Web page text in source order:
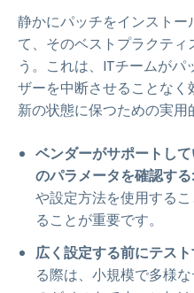
静かにパッチをインスト
て、そのベストプラクティ
う。これは、ITチームが
ザーを中断させることな
新の状態に保つための実用
ベンダーがサポートし
のパラメータを確認する:
や設定方法を使用する
ることが重要です。
広く設定する前にテス
る際は、小規模で多様